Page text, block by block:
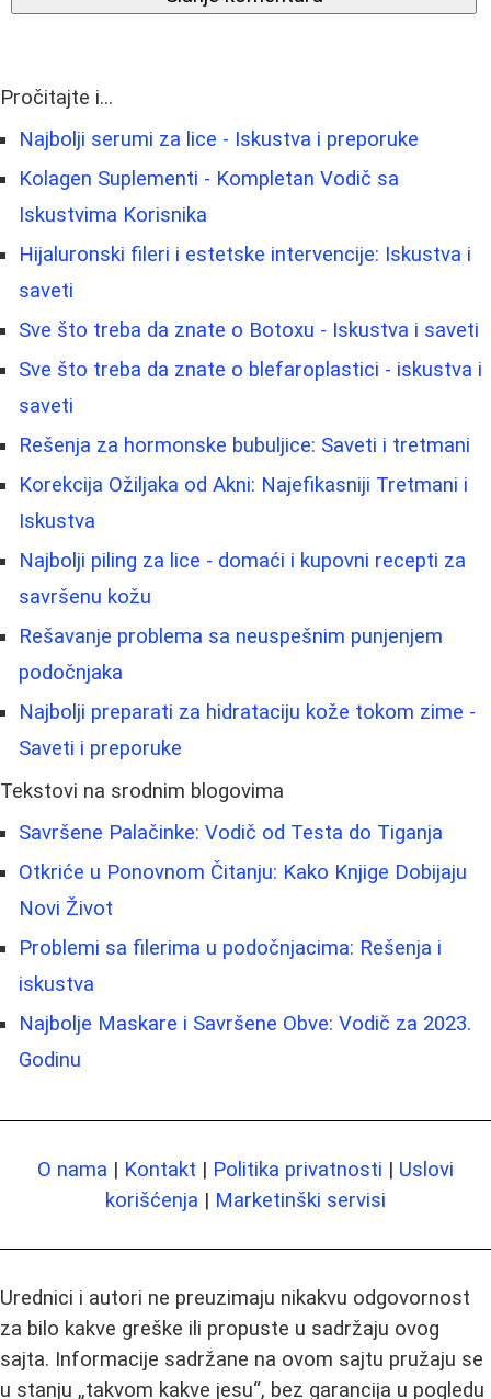
Pročitajte i...
Najbolji serumi za lice - Iskustva i preporuke
Kolagen Suplementi - Kompletan Vodič sa
Iskustvima Korisnika
Hijaluronski fileri i estetske intervencije: Iskustva i
saveti
Sve što treba da znate o Botoxu - Iskustva i saveti
Sve što treba da znate o blefaroplastici - iskustva i
saveti
Rešenja za hormonske bubuljice: Saveti i tretmani
Korekcija Ožiljaka od Akni: Najefikasniji Tretmani i
Iskustva
Najbolji piling za lice - domaći i kupovni recepti za
savršenu kožu
Rešavanje problema sa neuspešnim punjenjem
podočnjaka
Najbolji preparati za hidrataciju kože tokom zime -
Saveti i preporuke
Tekstovi na srodnim blogovima
Savršene Palačinke: Vodič od Testa do Tiganja
Otkriće u Ponovnom Čitanju: Kako Knjige Dobijaju
Novi Život
Problemi sa filerima u podočnjacima: Rešenja i
iskustva
Najbolje Maskare i Savršene Obve: Vodič za 2023.
Godinu
O nama | Kontakt | Politika privatnosti | Uslovi
korišćenja | Marketinški servisi
Urednici i autori ne preuzimaju nikakvu odgovornost
za bilo kakve greške ili propuste u sadržaju ovog
sajta. Informacije sadržane na ovom sajtu pružaju se
u stanju „takvom kakve jesu“, bez garancija u pogledu